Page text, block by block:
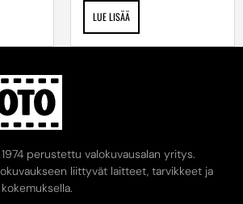
LUE LISÄÄ
perustettu valokuvausalan yritys.
liittyvät laitteet, tarvikkeet ja